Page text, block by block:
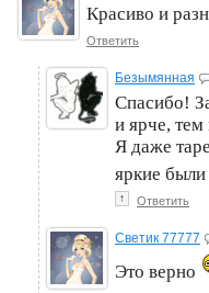
Красиво и
Ответить
Безымянная
Спасибо!
и ярче,
Я даже
яркие были
↑ Ответить
Светик 77777
Это верно